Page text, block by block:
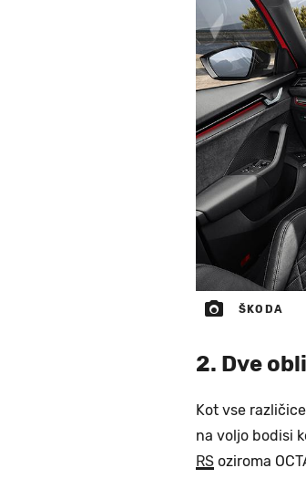
ŠKODA
2. Dve
Kot vse
na voljo bodisi
RS oziroma